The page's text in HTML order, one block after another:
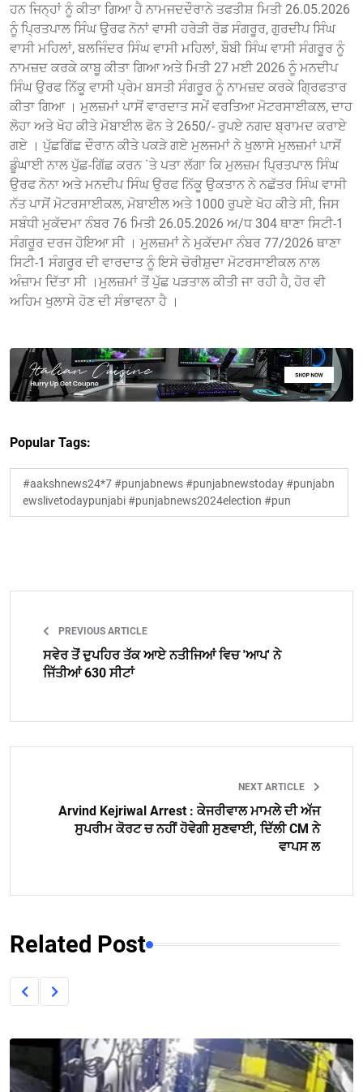
ਹਨ ਜਿਨ੍ਹਾਂ ਨੂੰ ਕੀਤਾ ਗਿਆ ਹੈ ਨਾਮਜਦਦੌਰਾਨੇ ਤਫਤੀਸ਼ ਮਿਤੀ 26.05.2026
ਨੂੰ ਪ੍ਰਿਤਪਾਲ ਸਿੰਘ ਉਰਫ ਨੋਨਾਂ ਵਾਸੀ ਹਰੇੜੀ ਰੋਡ ਸੰਗਰੂਰ, ਗੁਰਦੀਪ ਸਿੰਘ
ਵਾਸੀ ਮਹਿਲਾਂ, ਬਲਜਿੰਦਰ ਸਿੰਘ ਵਾਸੀ ਮਹਿਲਾਂ, ਬੌਬੀ ਸਿੰਘ ਵਾਸੀ ਸੰਗਰੂਰ ਨੂੰ
ਨਾਮਜ਼ਦ ਕਰਕੇ ਕਾਬੂ ਕੀਤਾ ਗਿਆ ਅਤੇ ਮਿਤੀ 27 ਮਈ 2026 ਨੂੰ ਮਨਦੀਪ
ਸਿੰਘ ਉਰਫ ਨਿੱਕੂ ਵਾਸੀ ਪ੍ਰੇਮ ਬਸਤੀ ਸੰਗਰੂਰ ਨੂੰ ਨਾਮਜ਼ਦ ਕਰਕੇ ਗ੍ਰਿਫਤਾਰ
ਕੀਤਾ ਗਿਆ । ਮੁਲਜ਼ਮਾਂ ਪਾਸੋਂ ਵਾਰਦਾਤ ਸਮੇਂ ਵਰਤਿਆ ਮੋਟਰਸਾਈਕਲ, ਦਾਹ
ਲੋਹਾ ਅਤੇ ਖੋਹ ਕੀਤੇ ਮੋਬਾਈਲ ਫੋਨ ਤੇ 2650/- ਰੁਪਏ ਨਗਦ ਬ੍ਰਾਮਦ ਕਰਾਏ
ਗਏ । ਪੁੱਛਗਿੱਛ ਦੌਰਾਨ ਕੀਤੇ ਪਕੜੇ ਗਏ ਮੁਲਜਮਾਂ ਨੇ ਖੁਲਾਸੇ ਮੁਲਜ਼ਮਾਂ ਪਾਸੋਂ
ਡੂੰਘਾਈ ਨਾਲ ਪੁੱਛ-ਗਿੱਛ ਕਰਨ `ਤੇ ਪਤਾ ਲੱਗਾ ਕਿ ਮੁਲਜ਼ਮ ਪ੍ਰਿਤਪਾਲ ਸਿੰਘ
ਉਰਫ ਨੋਨਾ ਅਤੇ ਮਨਦੀਪ ਸਿੰਘ ਉਰਫ ਨਿੱਕੂ ਉਕਤਾਨ ਨੇ ਨਛੱਤਰ ਸਿੰਘ ਵਾਸੀ
ਨੱਤ ਪਾਸੋਂ ਮੋਟਰਸਾਈਕਲ, ਮੋਬਾਈਲ ਅਤੇ 1000 ਰੁਪਏ ਖੋਹ ਕੀਤੇ ਸੀ, ਜਿਸ
ਸਬੰਧੀ ਮੁਕੱਦਮਾ ਨੰਬਰ 76 ਮਿਤੀ 26.05.2026 ਅ/ਧ 304 ਥਾਣਾ ਸਿਟੀ-1
ਸੰਗਰੂਰ ਦਰਜ ਹੋਇਆ ਸੀ । ਮੁਲਜ਼ਮਾਂ ਨੇ ਮੁਕੱਦਮਾ ਨੰਬਰ 77/2026 ਥਾਣਾ
ਸਿਟੀ-1 ਸੰਗਰੂਰ ਦੀ ਵਾਰਦਾਤ ਨੂੰ ਇਸੇ ਚੋਰੀਸ਼ੁਦਾ ਮੋਟਰਸਾਈਕਲ ਨਾਲ
ਅੰਜ਼ਾਮ ਦਿੱਤਾ ਸੀ ।ਮੁਲਜ਼ਮਾਂ ਤੋਂ ਪੁੱਛ ਪੜਤਾਲ ਕੀਤੀ ਜਾ ਰਹੀ ਹੈ, ਹੋਰ ਵੀ
ਅਹਿਮ ਖੁਲਾਸੇ ਹੋਣ ਦੀ ਸੰਭਾਵਨਾ ਹੈ ।
Popular Tags:
#aakshnews24*7 #punjabnews #punjabnewstoday #punjabn
ewslivetodaypunjabi #punjabnews2024election #pun
PREVIOUS ARTICLE
ਸਵੇਰ ਤੋਂ ਦੁਪਹਿਰ ਤੱਕ ਆਏ ਨਤੀਜਿਆਂ ਵਿਚ 'ਆਪ' ਨੇ
ਜਿੱਤੀਆਂ 630 ਸੀਟਾਂ
NEXT ARTICLE
Arvind Kejriwal Arrest : ਕੇਜਰੀਵਾਲ ਮਾਮਲੇ ਦੀ ਅੱਜ
ਸੁਪਰੀਮ ਕੋਰਟ ਚ ਨਹੀਂ ਹੋਵੇਗੀ ਸੁਣਵਾਈ, ਦਿੱਲੀ CM ਨੇ
ਵਾਪਸ ਲ
Related Post